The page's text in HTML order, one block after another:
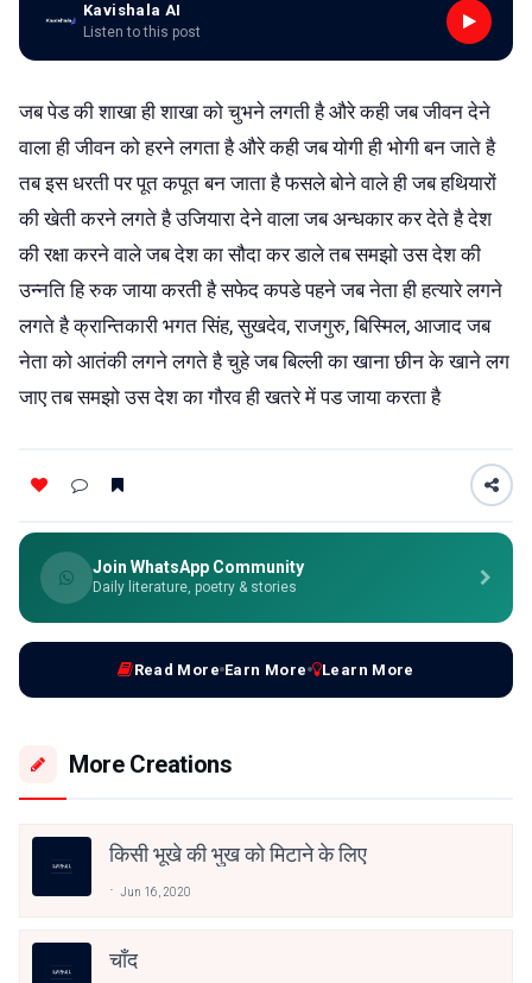
Kavishala AI
Listen to this post
जब पेड की शाखा ही शाखा को चुभने लगती है औरे कही जब जीवन देने
वाला ही जीवन को हरने लगता है औरे कही जब योगी ही भोगी बन जाते है
तब इस धरती पर पूत कपूत बन जाता है फसले बोने वाले ही जब हथियारों
की खेती करने लगते है उजियारा देने वाला जब अन्धकार कर देते है देश
की रक्षा करने वाले जब देश का सौदा कर डाले तब समझो उस देश की
उन्नति हि रुक जाया करती है सफेद कपडे पहने जब नेता ही हत्यारे लगने
लगते है क्रान्तिकारी भगत सिंह, सुखदेव, राजगुरु, बिस्मिल, आजाद जब
नेता को आतंकी लगने लगते है चुहे जब बिल्ली का खाना छीन के खाने लग
जाए तब समझो उस देश का गौरव ही खतरे में पड जाया करता है
Join WhatsApp Community
Daily literature, poetry & stories
Read More Earn More Learn More
More Creations
किसी भूखे की भुख को मिटाने के लिए
Jun 16, 2020
चाँद